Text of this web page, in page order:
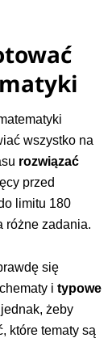
wszystko na
rozwiązać
przed
limitu 180
różne zadania.
się
itypowe
żeby
które tematy są